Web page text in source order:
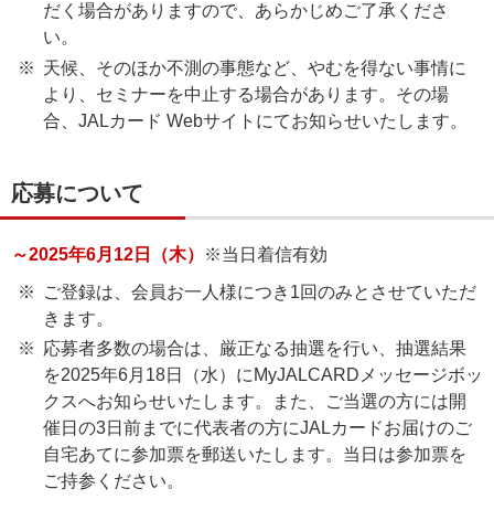
だく場合がありますので、あらかじめご了承くださ
い。
天候、そのほか不測の事態など、やむを得ない事情に
より、セミナーを中止する場合があります。その場
合、JALカード Webサイトにてお知らせいたします。
応募について
～2025年6月12日（木）
※当日着信有効
ご登録は、会員お一人様につき1回のみとさせていただ
きます。
応募者多数の場合は、厳正なる抽選を行い、抽選結果
を2025年6月18日（水）にMyJALCARDメッセージボッ
クスへお知らせいたします。また、ご当選の方には開
催日の3日前までに代表者の方にJALカードお届けのご
自宅あてに参加票を郵送いたします。当日は参加票を
ご持参ください。